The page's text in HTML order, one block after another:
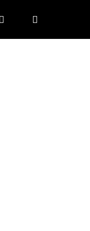
Přihlášení